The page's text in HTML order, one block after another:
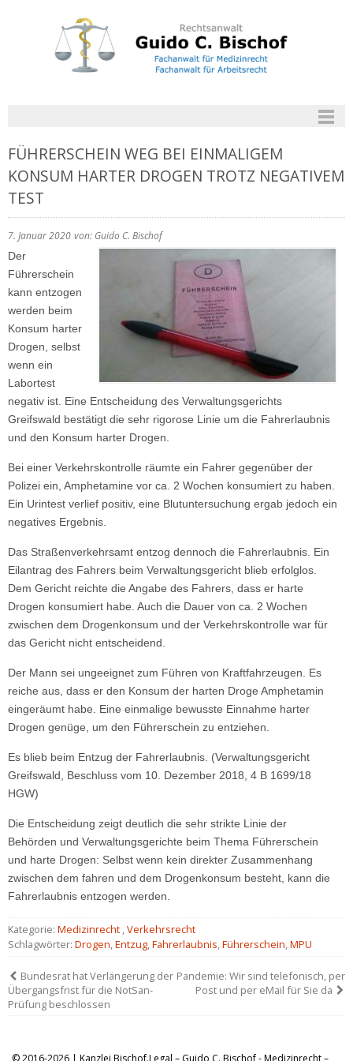
FÜHRERSCHEIN WEG BEI EINMALIGEM
KONSUM HARTER DROGEN TROTZ NEGATIVEM
TEST
7. Januar 2020 von: Guido C. Bischof
Der
Führerschein
kann entzogen
werden beim
Konsum harter
Drogen, selbst
wenn ein
Labortest
negativ ist. Eine Entscheidung des Verwaltungsgerichts
Greifswald bestätigt die sehr rigorose Linie um die Fahrerlaubnis
und den Konsum harter Drogen.
Bei einer Verkehrskontrolle räumte ein Fahrer gegenüber der
Polizei ein, Amphetamine vor ca. 2 Wochen konsumiert zu haben.
Ein Urintest verlief positiv, eine Blutuntersuchung ergab jedoch ein
negatives Ergebnis.
Das Straßenverkehrsamt entzog dennoch die Fahrerlaubnis. Ein
Eilantrag des Fahrers beim Verwaltungsgericht blieb erfolglos.
Dem Gericht reichte die Angabe des Fahrers, dass er harte
Drogen konsumiert habe. Auch die Dauer von ca. 2 Wochen
zwischen dem Drogenkonsum und der Verkehrskontrolle war für
das Gericht nicht entscheidend.
Der Mann sei ungeeignet zum Führen von Kraftfahrzeugen. Es
reiche aus, dass er den Konsum der harten Droge Amphetamin
eingeräumt habe. Eine einmalige bewusste Einnahme harter
Drogen genüge, um den Führerschein zu entziehen.
Es blieb beim Entzug der Fahrerlaubnis. (Verwaltungsgericht
Greifswald, Beschluss vom 10. Dezember 2018, 4 B 1699/18
HGW)
Die Entscheidung zeigt deutlich die sehr strikte Linie der
Behörden und Verwaltungsgerichte beim Thema Führerschein
und harte Drogen: Selbst wenn kein direkter Zusammenhang
zwischen dem fahren und dem Drogenkonsum besteht, kann die
Fahrerlaubnis entzogen werden.
Kategorie: Medizinrecht ,Verkehrsrecht
Schlagwörter: Drogen,Entzug,Fahrerlaubnis,Führerschein,MPU
Bundesrat hat Verlängerung der
Übergangsfrist für die NotSan-
Prüfung beschlossen
Pandemie: Wir sind telefonisch, per
Post und per eMail für Sie da